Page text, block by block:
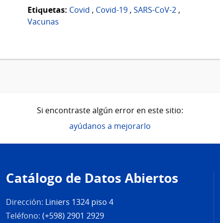
Etiquetas: Covid , Covid-19 , SARS-CoV-2 ,
Vacunas
Si encontraste algún error en este sitio:
ayúdanos a mejorarlo
de
página
Catálogo de Datos Abiertos
Dirección: Liniers 1324 piso 4
Teléfono: (+598) 2901 2929